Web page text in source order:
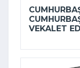
VEKALET